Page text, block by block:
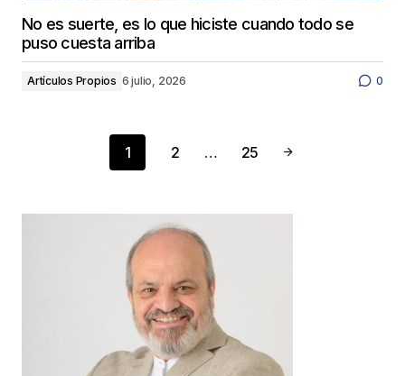
No es suerte, es lo que hiciste cuando todo se
puso cuesta arriba
Artículos Propios 6 julio, 2026 0
1 2 … 25